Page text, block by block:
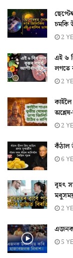
চমকি
2
এই ৬
লগতে
2
2
কঁঠাল
6
বৃহৎ
2
এজনক
5